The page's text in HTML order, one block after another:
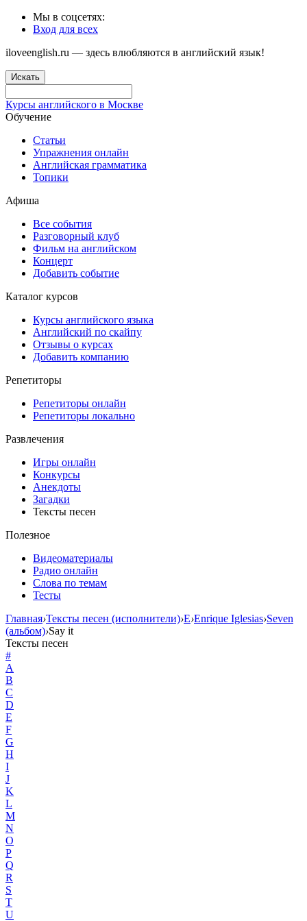
Мы в соцсетях:
Вход для всех
iloveenglish.ru — здесь влюбляются в английский язык!
Искать
Курсы английского в Москве
Обучение
Статьи
Упражнения онлайн
Английская грамматика
Топики
Афиша
Все события
Разговорный клуб
Фильм на английском
Концерт
Добавить событие
Каталог курсов
Курсы английского языка
Английский по скайпу
Отзывы о курсах
Добавить компанию
Репетиторы
Репетиторы онлайн
Репетиторы локально
Развлечения
Игры онлайн
Конкурсы
Анекдоты
Загадки
Тексты песен
Полезное
Видеоматериалы
Радио онлайн
Слова по темам
Тесты
Главная›Тексты песен (исполнители)›E›Enrique Iglesias›Seven
(альбом)›Say it
Тексты песен
#
A
B
C
D
E
F
G
H
I
J
K
L
M
N
O
P
Q
R
S
T
U